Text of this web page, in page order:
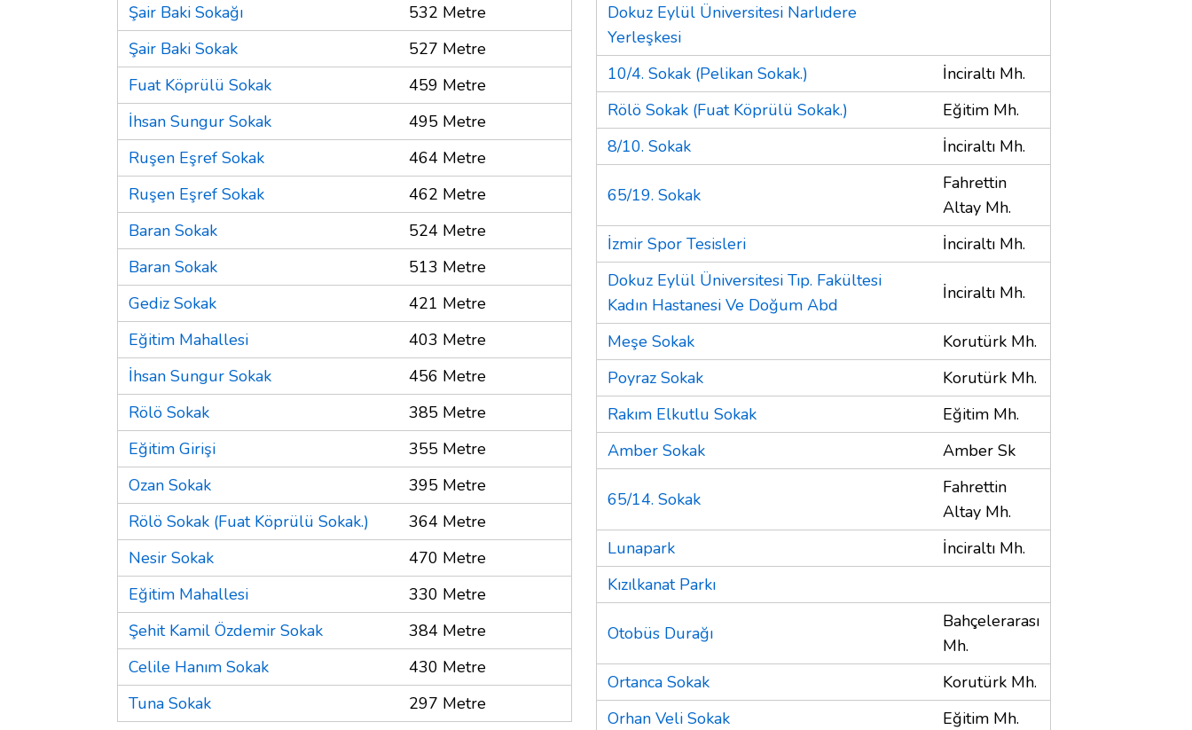
Şair Baki Sokağı
532 Metre
Şair Baki Sokak
527 Metre
Fuat Köprülü Sokak
459 Metre
İhsan Sungur Sokak
495 Metre
Ruşen Eşref Sokak
464 Metre
Ruşen Eşref Sokak
462 Metre
Baran Sokak
524 Metre
Baran Sokak
513 Metre
Gediz Sokak
421 Metre
Eğitim Mahallesi
403 Metre
İhsan Sungur Sokak
456 Metre
Rölö Sokak
385 Metre
Eğitim Girişi
355 Metre
Ozan Sokak
395 Metre
Rölö Sokak (Fuat Köprülü Sokak.)
364 Metre
Nesir Sokak
470 Metre
Eğitim Mahallesi
330 Metre
Şehit Kamil Özdemir Sokak
384 Metre
Celile Hanım Sokak
430 Metre
Tuna Sokak
297 Metre
Dokuz Eylül Üniversitesi Narlıdere
Yerleşkesi
10/4. Sokak (Pelikan Sokak.)
İnciraltı Mh.
Rölö Sokak (Fuat Köprülü Sokak.)
Eğitim Mh.
8/10. Sokak
İnciraltı Mh.
65/19. Sokak
Fahrettin
Altay Mh.
İzmir Spor Tesisleri
İnciraltı Mh.
Dokuz Eylül Üniversitesi Tıp. Fakültesi
Kadın Hastanesi Ve Doğum Abd
İnciraltı Mh.
Meşe Sokak
Korutürk Mh.
Poyraz Sokak
Korutürk Mh.
Rakım Elkutlu Sokak
Eğitim Mh.
Amber Sokak
Amber Sk
65/14. Sokak
Fahrettin
Altay Mh.
Lunapark
İnciraltı Mh.
Kızılkanat Parkı
Otobüs Durağı
Bahçelerarası
Mh.
Ortanca Sokak
Korutürk Mh.
Orhan Veli Sokak
Eğitim Mh.